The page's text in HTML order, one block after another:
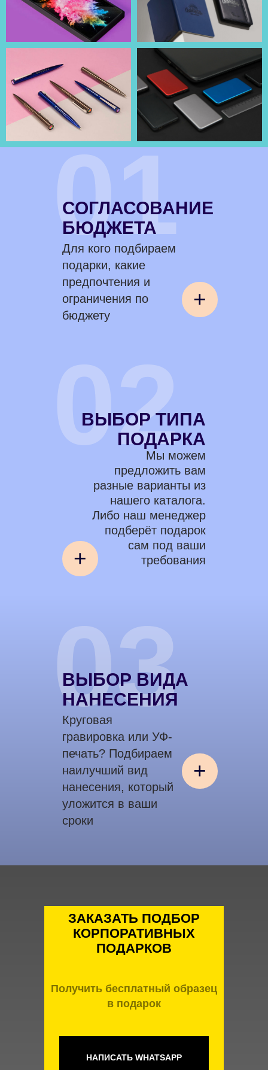
01
СОГЛАСОВАНИЕ
БЮДЖЕТА
Для кого подбираем
подарки, какие
предпочтения и
ограничения по
бюджету
+
02
ВЫБОР ТИПА
ПОДАРКА
Мы можем
предложить вам
разные варианты из
нашего каталога.
Либо наш менеджер
подберёт подарок
сам под ваши
требования
+
03
ВЫБОР ВИДА
НАНЕСЕНИЯ
Круговая
гравировка или УФ-
печать? Подбираем
наилучший вид
нанесения, который
уложится в ваши
сроки
+
ЗАКАЗАТЬ ПОДБОР
КОРПОРАТИВНЫХ
ПОДАРКОВ
Получить бесплатный образец
в подарок
НАПИСАТЬ WHATSAPP